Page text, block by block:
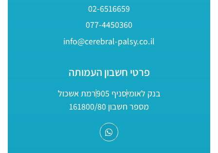
02-6516659
077-4450360
info@cerebral-palsy.co.il
פרטי חשבון העמותה
בנק לאומיסניף 905
רמת אשכול
מספר חשבון 161800/80